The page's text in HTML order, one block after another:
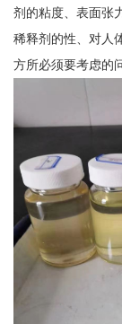
剂的粘度、表面张
稀释剂的性、对人
方所必须要考虑的